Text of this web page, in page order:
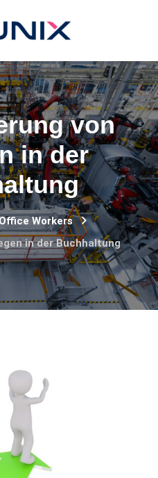
von
in der
Office Workers
in der Buchhaltung